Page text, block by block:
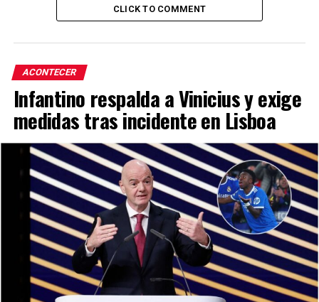
CLICK TO COMMENT
ACONTECER
Infantino respalda a Vinicius y exige
medidas tras incidente en Lisboa